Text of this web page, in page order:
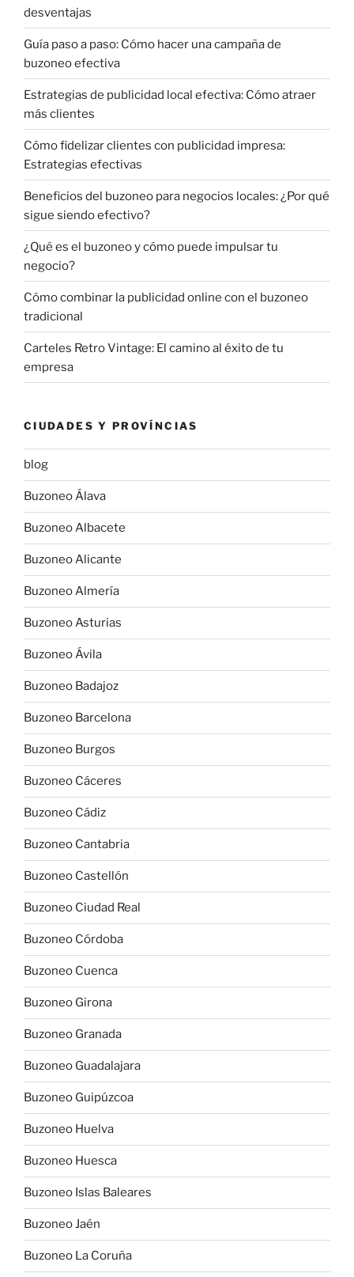
desventajas
Guía paso a paso: Cómo hacer una campaña de
buzoneo efectiva
Estrategias de publicidad local efectiva: Cómo atraer
más clientes
Cómo fidelizar clientes con publicidad impresa:
Estrategias efectivas
Beneficios del buzoneo para negocios locales: ¿Por qué
sigue siendo efectivo?
¿Qué es el buzoneo y cómo puede impulsar tu
negocio?
Cómo combinar la publicidad online con el buzoneo
tradicional
Carteles Retro Vintage: El camino al éxito de tu
empresa
CIUDADES Y PROVÍNCIAS
blog
Buzoneo Álava
Buzoneo Albacete
Buzoneo Alicante
Buzoneo Almería
Buzoneo Asturias
Buzoneo Ávila
Buzoneo Badajoz
Buzoneo Barcelona
Buzoneo Burgos
Buzoneo Cáceres
Buzoneo Cádiz
Buzoneo Cantabria
Buzoneo Castellón
Buzoneo Ciudad Real
Buzoneo Córdoba
Buzoneo Cuenca
Buzoneo Girona
Buzoneo Granada
Buzoneo Guadalajara
Buzoneo Guipúzcoa
Buzoneo Huelva
Buzoneo Huesca
Buzoneo Islas Baleares
Buzoneo Jaén
Buzoneo La Coruña